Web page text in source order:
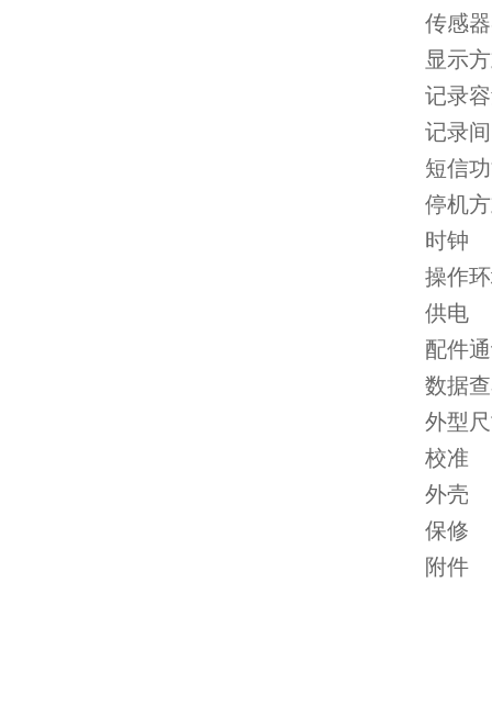
传感
显示
记录
记录
短信
停机
时钟
操作
供电
配件
数据
外型
校准
外壳
保修
附件